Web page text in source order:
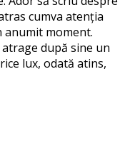
cumva atenția
anumit moment.
după sine un
lux, odată atins,